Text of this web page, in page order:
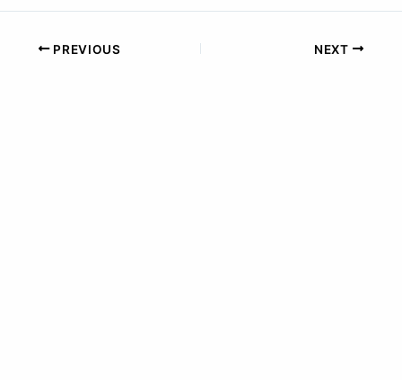
PREVIOUS NEXT